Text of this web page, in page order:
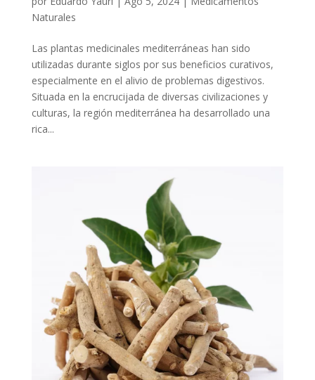
Naturales
Las plantas medicinales mediterráneas han sido
utilizadas durante siglos por sus beneficios curativos,
especialmente en el alivio de problemas digestivos.
Situada en la encrucijada de diversas civilizaciones y
culturas, la región mediterránea ha desarrollado una
rica...